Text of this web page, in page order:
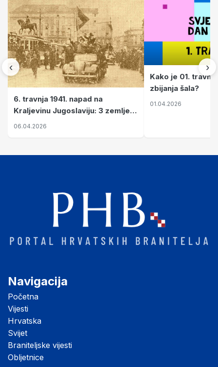
‹
6. travnja 1941. napad na
Kraljevinu Jugoslaviju: 3 zemlje
nastale njenim raspadom
06.04.2026
Kako je 01.
zbijanja šala?
01.04.2026
›
Navigacija
Početna
Vijesti
Hrvatska
Svijet
Braniteljske vijesti
Obljetnice